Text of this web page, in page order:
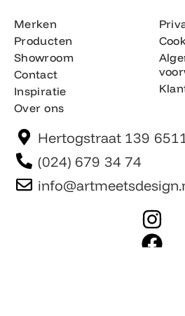
Merken
Producten
Showroom
Contact
Inspiratie
Over ons
Hertogstraat 139
(024) 679 34 74
I
n
F